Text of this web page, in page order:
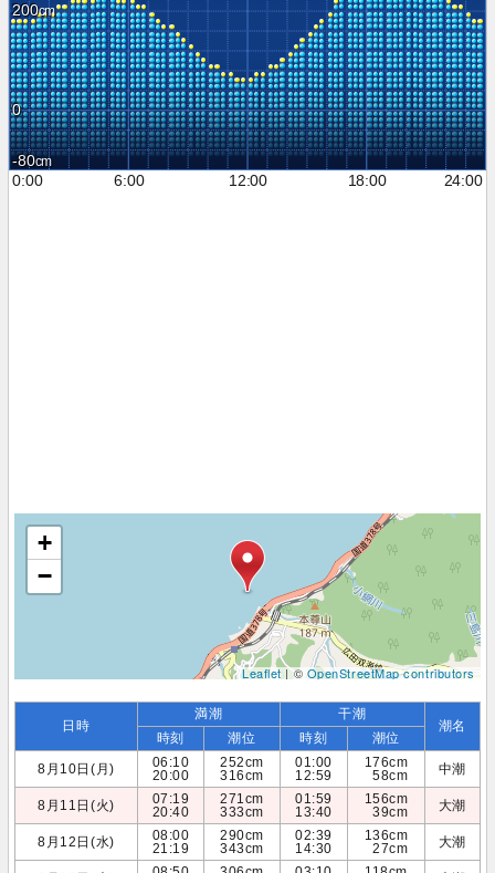
200
0
-80
0:00
6:00 12:00 18:00 24:00
+
−
Leaflet| © OpenStreetMap contributors
日時
満潮 干潮
潮名
時刻 潮位 時刻
潮位
8月10日(月)
06:10
20:00
252cm
316cm
01:00
12:59
176cm
58cm
中潮
8月11日(火)
07:19
20:40
271cm
333cm
01:59
13:40
156cm
39cm
大潮
8月12日(水)
08:00
21:19
290cm
343cm
02:39
14:30
136cm
27cm
大潮